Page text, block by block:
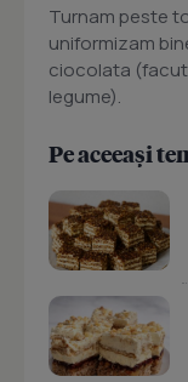
Turnam peste
uniformizam
ciocolata
legume).
Pe aceeași